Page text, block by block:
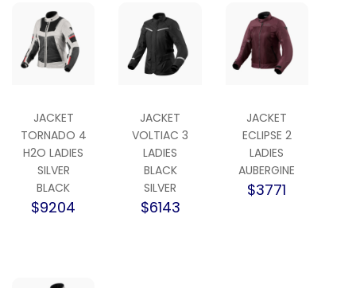
JACKET
TORNADO 4
H2O LADIES
SILVER
BLACK
$9204
JACKET
VOLTIAC 3
LADIES
BLACK
SILVER
$6143
JACKET
ECLIPSE 2
LADIES
AUBERGINE
$3771